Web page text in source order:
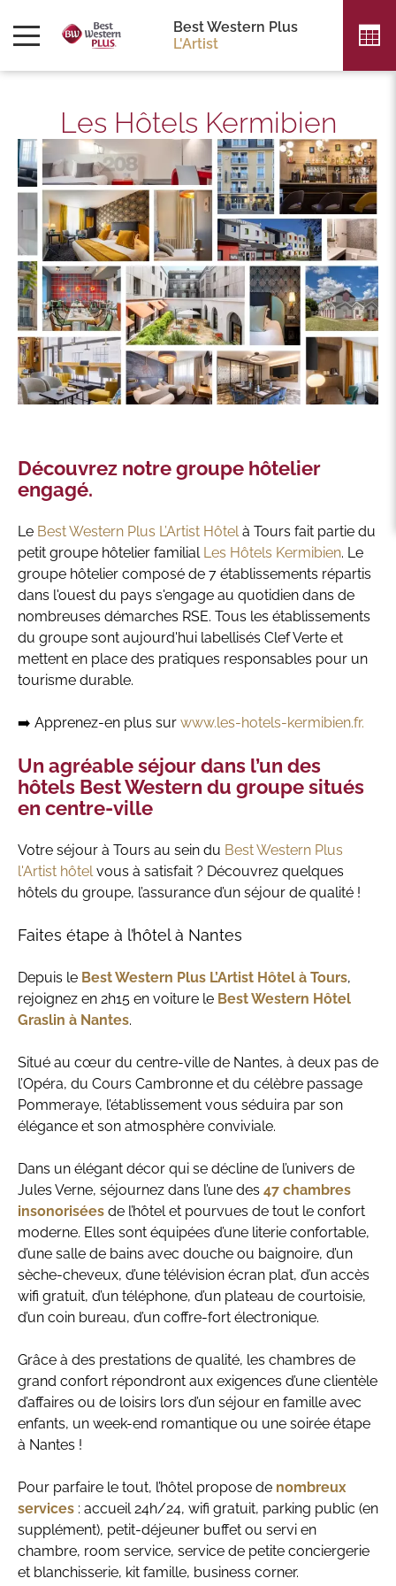
Best Western Plus
L'Artist
Les Hôtels Kermibien
Découvrez notre groupe hôtelier
engagé.
Le Best Western Plus L’Artist Hôtelà Tours fait partie du
petit groupe hôtelier familial Les Hôtels Kermibien. Le
groupe hôtelier composé de 7 établissements répartis
dans l'ouest du pays s'engage au quotidien dans de
nombreuses démarches RSE. Tous les établissements
du groupe sont aujourd'hui labellisés Clef Verte et
mettent en place des pratiques responsables pour un
tourisme durable.
➡️ Apprenez-en plus sur www.les-hotels-kermibien.fr.
Un agréable séjour dans l’un des
hôtels Best Western du groupe situés
en centre-ville
Votre séjour à Tours au sein du Best Western Plus
l'Artist hôtelvous à satisfait ? Découvrez quelques
hôtels du groupe, l’assurance d’un séjour de qualité !
Faites étape à l’hôtel à Nantes
Depuis le Best Western Plus L’Artist Hôtel à Tours,
rejoignez en 2h15 en voiture le Best Western Hôtel
Graslin à Nantes.
Situé au cœur du centre-ville de Nantes, à deux pas de
l’Opéra, du Cours Cambronne et du célèbre passage
Pommeraye, l’établissement vous séduira par son
élégance et son atmosphère conviviale.
Dans un élégant décor qui se décline de l’univers de
Jules Verne, séjournez dans l’une des 47 chambres
insonorisées de l’hôtel et pourvues de tout le confort
moderne. Elles sont équipées d’une literie confortable,
d’une salle de bains avec douche ou baignoire, d’un
sèche-cheveux, d’une télévision écran plat, d’un accès
wifi gratuit, d’un téléphone, d’un plateau de courtoisie,
d’un coin bureau, d’un coffre-fort électronique.
Grâce à des prestations de qualité, les chambres de
grand confort répondront aux exigences d’une clientèle
d’affaires ou de loisirs lors d’un séjour en famille avec
enfants, un week-end romantique ou une soirée étape
à Nantes !
Pour parfaire le tout, l’hôtel propose de nombreux
services : accueil 24h/24, wifi gratuit, parking public (en
supplément), petit-déjeuner buffet ou servi en
chambre, room service, service de petite conciergerie
et blanchisserie, kit famille, business corner.